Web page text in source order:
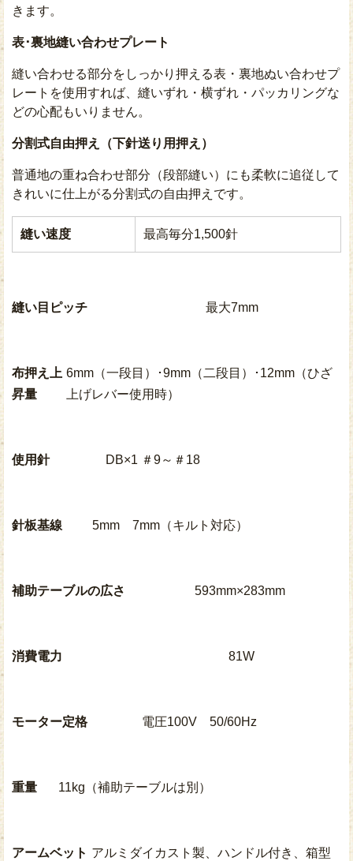
きます。
表･裏地縫い合わせプレート
縫い合わせる部分をしっかり押える表・裏地ぬい合わせプ
レートを使用すれば、縫いずれ・横ずれ・パッカリングな
どの心配もいりません。
分割式自由押え（下針送り用押え）
普通地の重ね合わせ部分（段部縫い）にも柔軟に追従して
きれいに仕上がる分割式の自由押えです。
縫い速度 最高毎分1,500針
縫い目ピッチ 最大7mm
布押え上
昇量
6mm（一段目）･9mm（二段目）･12mm（ひざ
上げレバー使用時）
使用針 DB×1 ＃9～＃18
針板基線 5mm 7mm（キルト対応）
補助テーブルの広さ 593mm×283mm
消費電力 81W
モーター定格 電圧100V 50/60Hz
重量 11kg（補助テーブルは別）
アームベット アルミダイカスト製、ハンドル付き、箱型